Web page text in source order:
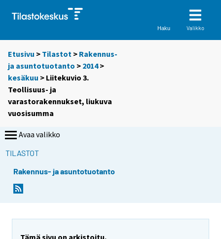
Haku Valikko
Etusivu > Tilastot > Rakennus-
ja asuntotuotanto > 2014>
kesäkuu > Liitekuvio 3.
Teollisuus- ja
varastorakennukset, liukuva
vuosisumma
Avaa valikko
TILASTOT
Rakennus- ja asuntotuotanto
Tämä sivu on arkistoitu.